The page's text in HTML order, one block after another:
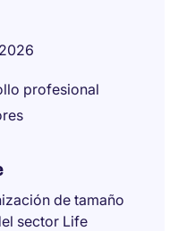
profesional
de tamaño
sector Life